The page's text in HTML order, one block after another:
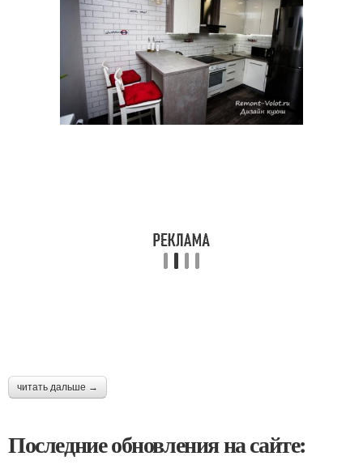
читать дальше →
Последние обновления на сайте: